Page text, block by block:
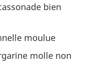
bien
moulue
molle non